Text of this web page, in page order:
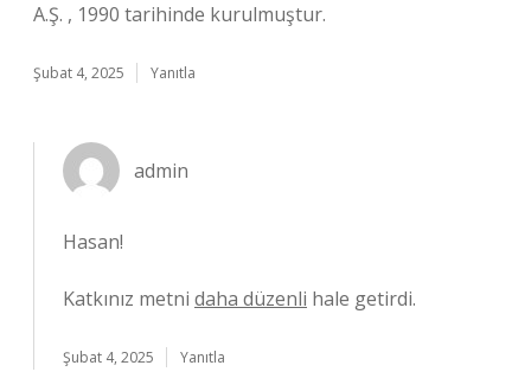
A.Ş. , 1990 tarihinde kurulmuştur.
Şubat 4, 2025 Yanıtla
admin
Hasan!
Katkınız metni daha düzenli hale getirdi.
Şubat 4, 2025 Yanıtla